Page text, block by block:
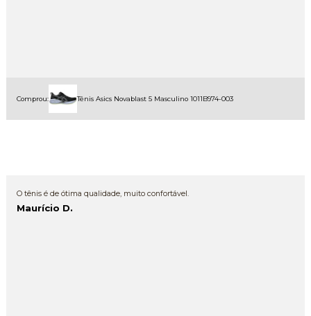
Comprou: Tênis Asics Novablast 5 Masculino 1011B974-003
O tênis é de ótima qualidade, muito confortável.
Maurício D.